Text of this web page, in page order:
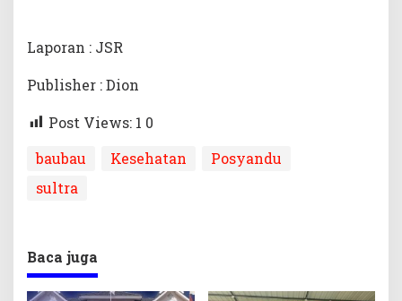
Laporan : JSR
Publisher : Dion
Post Views: 1 0
baubau
Kesehatan
Posyandu
sultra
Baca juga